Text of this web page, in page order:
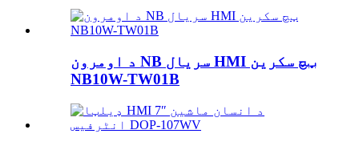
د اومرون NB سریال HMI ټچ سکرین
NB10W-TW01B